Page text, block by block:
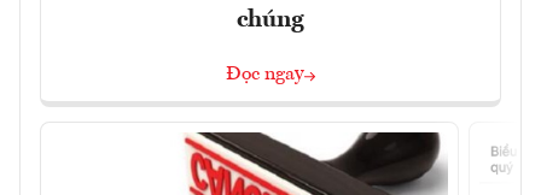
chúng
Đọc ngay